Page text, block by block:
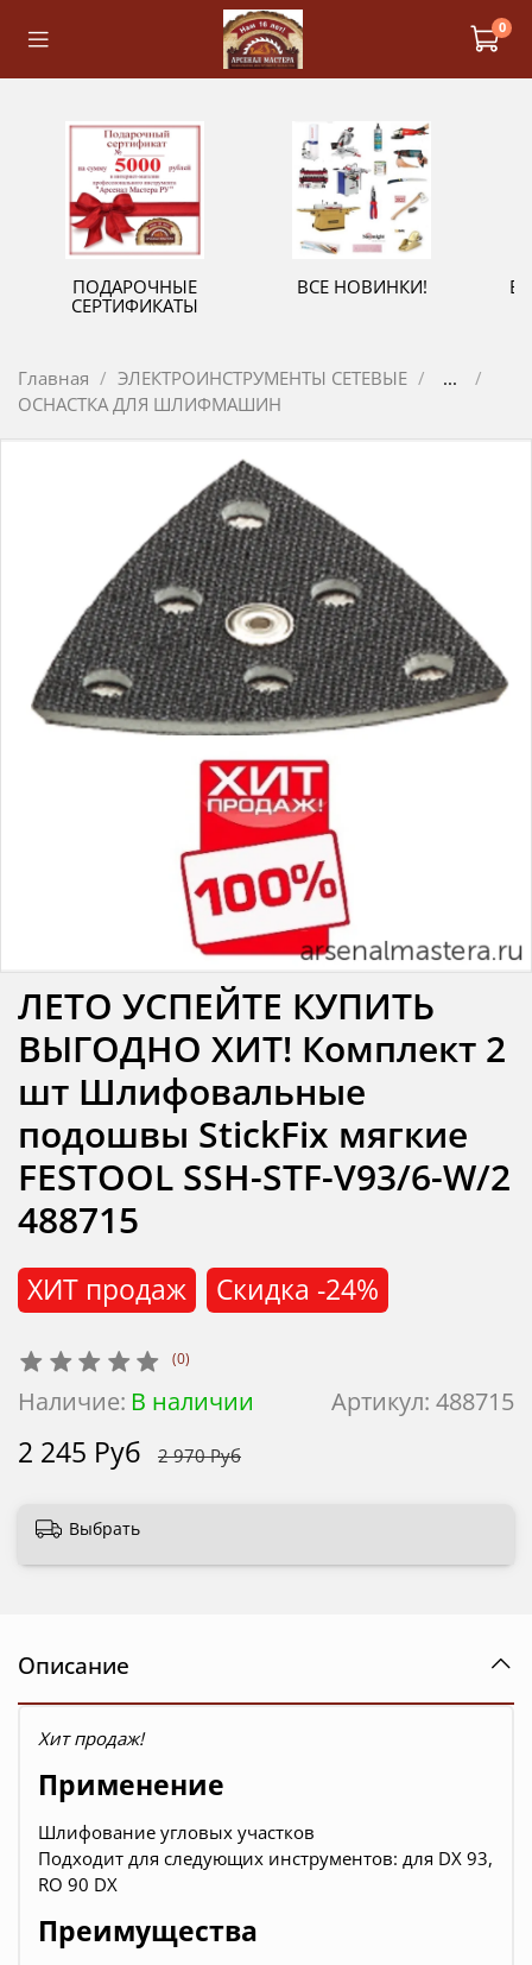
0
ПОДАРОЧНЫЕ
СЕРТИФИКАТЫ
ВСЕ НОВИНКИ!
Главная ЭЛЕКТРОИНСТРУМЕНТЫ СЕТЕВЫЕ
...
ОСНАСТКА ДЛЯ ШЛИФМАШИН
(0)
Артикул: 488715
Наличие: В наличии
ХИТ продаж Скидка -24%
ЛЕТО УСПЕЙТЕ КУПИТЬ
ВЫГОДНО ХИТ! Комплект 2
шт Шлифовальные
подошвы StickFix мягкие
FESTOOL SSH-STF-V93/6-W/2
488715
2 245 Руб 2 970 Руб
Выбрать
Описание
Хит продаж!
Применение
Шлифование угловых участков
Подходит для следующих инструментов: для DX 93,
RO 90 DX
Преимущества